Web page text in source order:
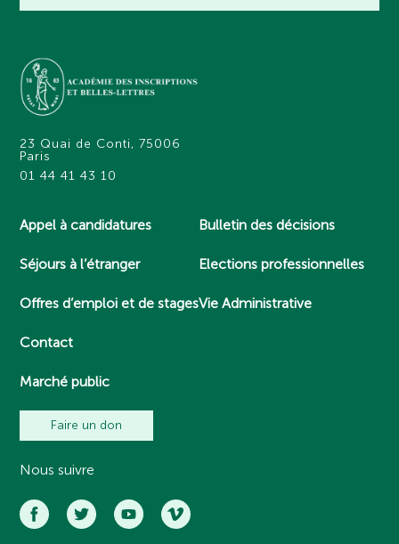
23 Quai de Conti, 75006
Paris
01 44 41 43 10
Appel à candidatures
Séjours à l’étranger
Offres d’emploi et de stages
Contact
Marché public
Bulletin des décisions
Elections professionnelles
Vie Administrative
Faire un don
Nous suivre